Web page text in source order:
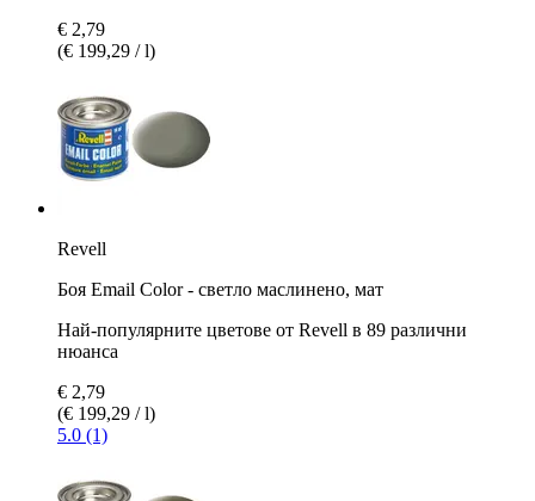
€ 2,79
(€ 199,29 / l)
Revell
Боя Email Color - светло маслинено, мат
Най-популярните цветове от Revell в 89 различни
нюанса
€ 2,79
(€ 199,29 / l)
5.0 (1)